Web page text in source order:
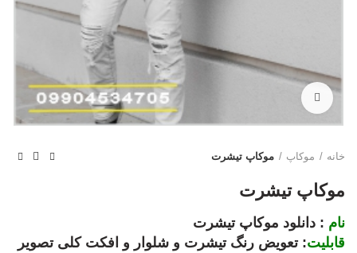
خانه موکاپ موکاپ تیشرت
موکاپ تیشرت
نام : دانلود موکاپ تیشرت
قابلیت: تعویض رنگ تیشرت و شلوار و افکت کلی تصویر